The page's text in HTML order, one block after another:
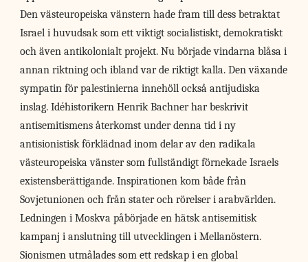
Den västeuropeiska vänstern hade fram till dess betraktat
Israel i huvudsak som ett viktigt socialistiskt, demokratiskt
och även antikolonialt projekt. Nu började vindarna blåsa i
annan riktning och ibland var de riktigt kalla. Den växande
sympatin för palestinierna innehöll också antijudiska
inslag. Idéhistorikern Henrik Bachner har beskrivit
antisemitismens återkomst under denna tid i ny
antisionistisk förklädnad inom delar av den radikala
västeuropeiska vänster som fullständigt förnekade Israels
existensberättigande. Inspirationen kom både från
Sovjetunionen och från stater och rörelser i arabvärlden.
Ledningen i Moskva påbörjade en hätsk antisemitisk
kampanj i anslutning till utvecklingen i Mellanöstern.
Sionismen utmålades som ett redskap i en global